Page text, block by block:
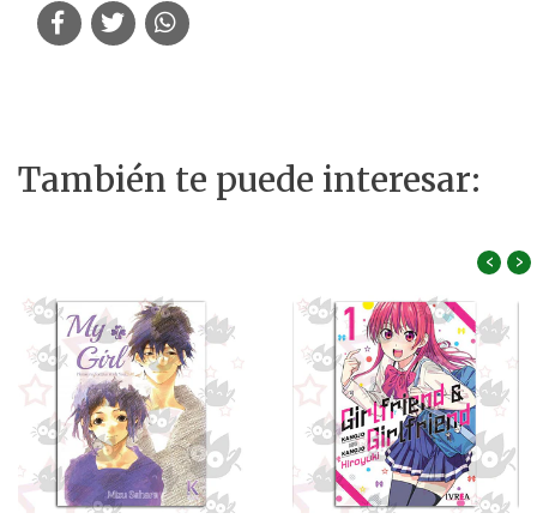
También te puede interesar:
‹ ›